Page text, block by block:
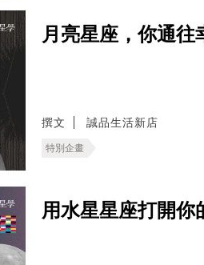
月亮星座，你通往
撰文 誠品生活新店
特別企畫
用水星星座打開你